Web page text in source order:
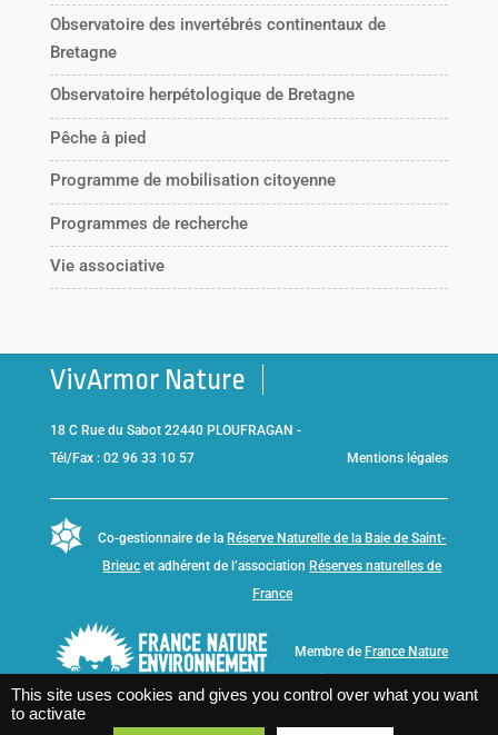
Observatoire des invertébrés continentaux de
Bretagne
Observatoire herpétologique de Bretagne
Pêche à pied
Programme de mobilisation citoyenne
Programmes de recherche
Vie associative
VivArmor Nature
18 C Rue du Sabot 22440 PLOUFRAGAN -
Tél/Fax : 02 96 33 10 57
Mentions légales
Co-gestionnaire de la Réserve Naturelle de la Baie de Saint-
Brieuc et adhérent de l’association Réserves naturelles de
France
Membre de France Nature
This site uses cookies and gives you control over what you want
to activate